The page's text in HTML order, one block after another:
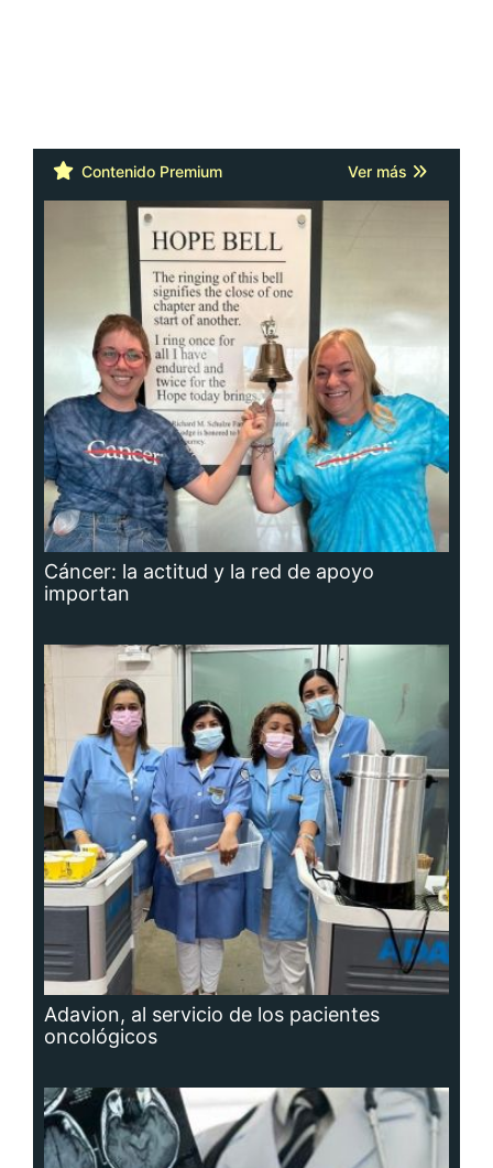
Contenido Premium Ver más
Cáncer: la actitud y la red de apoyo
importan
Adavion, al servicio de los pacientes
oncológicos